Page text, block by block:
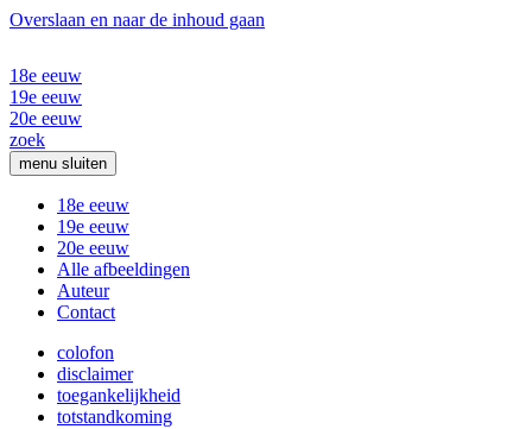
Overslaan en naar de inhoud gaan
18e eeuw
19e eeuw
20e eeuw
zoek
menu sluiten
18e eeuw
19e eeuw
20e eeuw
Alle afbeeldingen
Auteur
Contact
colofon
disclaimer
toegankelijkheid
totstandkoming